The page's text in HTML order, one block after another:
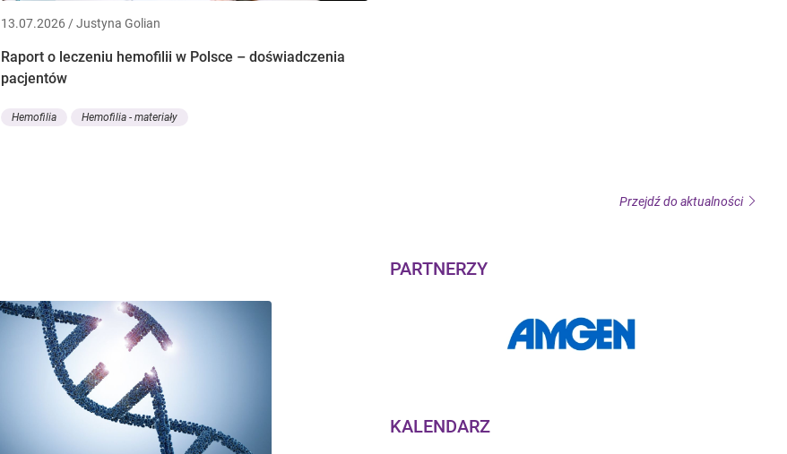
13.07.2026 / Justyna Golian
Raport o leczeniu hemofilii w Polsce – doświadczenia
pacjentów
Hemofilia Hemofilia - materiały
Przejdź do aktualności
PARTNERZY
KALENDARZ